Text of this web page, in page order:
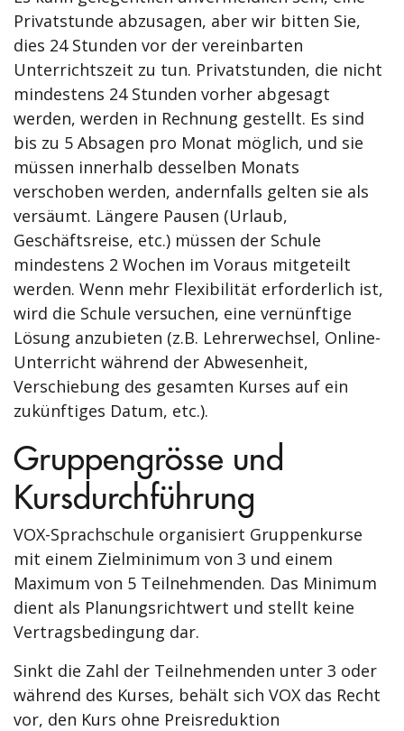
Privatstunde abzusagen, aber wir bitten Sie,
dies 24 Stunden vor der vereinbarten
Unterrichtszeit zu tun. Privatstunden, die nicht
mindestens 24 Stunden vorher abgesagt
werden, werden in Rechnung gestellt. Es sind
bis zu 5 Absagen pro Monat möglich, und sie
müssen innerhalb desselben Monats
verschoben werden, andernfalls gelten sie als
versäumt. Längere Pausen (Urlaub,
Geschäftsreise, etc.) müssen der Schule
mindestens 2 Wochen im Voraus mitgeteilt
werden. Wenn mehr Flexibilität erforderlich ist,
wird die Schule versuchen, eine vernünftige
Lösung anzubieten (z.B. Lehrerwechsel, Online-
Unterricht während der Abwesenheit,
Verschiebung des gesamten Kurses auf ein
zukünftiges Datum, etc.).
Gruppengrösse und
Kursdurchführung
VOX-Sprachschule organisiert Gruppenkurse
mit einem Zielminimum von 3 und einem
Maximum von 5 Teilnehmenden. Das Minimum
dient als Planungsrichtwert und stellt keine
Vertragsbedingung dar.
Sinkt die Zahl der Teilnehmenden unter 3 oder
während des Kurses, behält sich VOX das Recht
vor, den Kurs ohne Preisreduktion